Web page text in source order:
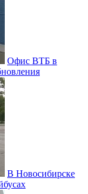
Офис ВТБ в
В Новосибирске